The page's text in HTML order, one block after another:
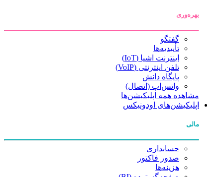
بهره‌وری
گفتگو
تأییدیه‌ها
اینترنت اشیا (IoT)
تلفن اینترنتی (VoIP)
پایگاه دانش
واتس‌اپ (اتصال)
مشاهده همه اپلیکیشن‌ها
اپلیکیشن‌های اودونیکس
مالی
حسابداری
صدور فاکتور
هزینه‌ها